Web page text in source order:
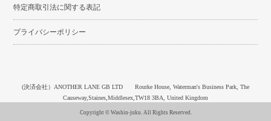
特定商取引法に関する表記
プライバシーポリシー
(決済会社）ANOTHER LANE GB LTD Rourke House, Waterman's Business Park, The
Causeway,Staines,Middlesex,TW18 3BA, United Kingdom
Copyright © Washin-juku. All Rights Reserved.